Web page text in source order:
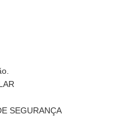
SEGURANÇA